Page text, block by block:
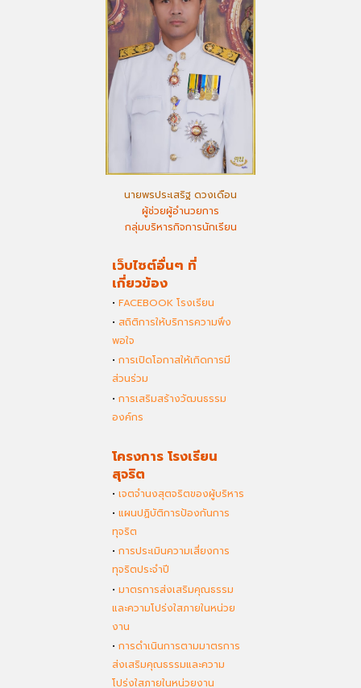
นายพรประเสริฐ ดวงเดือน
ผู้ช่วยผู้อำนวยการ
กลุ่มบริหารกิจการนักเรียน
เว็บไซต์อื่นๆ ที่
เกี่ยวข้อง
• FACEBOOK โรงเรียน
• สถิติการให้บริการความพึง
พอใจ
• การเปิดโอกาสให้เกิดการมี
ส่วนร่วม
• การเสริมสร้างวัฒนธรรม
องค์กร
โครงการ โรงเรียน
สุจริต
• เจตจำนงสุตจริตของผู้บริหาร
• แผนปฏิบัติการป้องกันการ
ทุจริต
• การประเมินความเสี่ยงการ
ทุจริตประจำปี
• มาตรการส่งเสริมคุณธรรม
และความโปร่งใสภายในหน่วย
งาน
• การดำเนินการตามมาตรการ
ส่งเสริมคุณธรรมและความ
โปร่งใสภายในหน่วยงาน